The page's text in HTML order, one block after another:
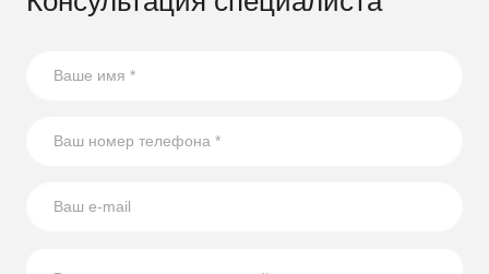
21.08.2023
бутылок
использованию стеклянных бутылок на участке.